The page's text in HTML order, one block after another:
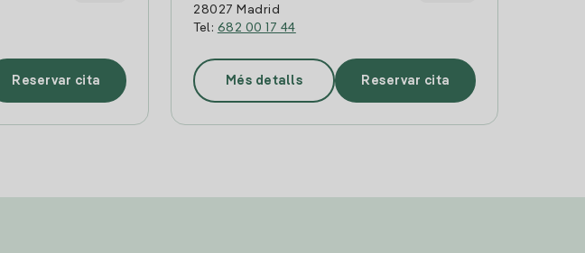
Reservar cita
28027 Madrid
Tel: 682 00 17 44
Més detalls Reservar cita